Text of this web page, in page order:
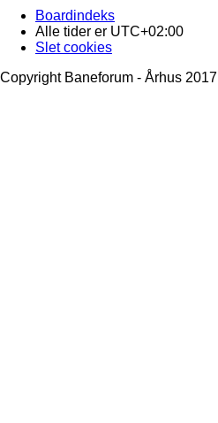
Boardindeks
Alle tider er UTC+02:00
Slet cookies
Copyright Baneforum - Århus 2017